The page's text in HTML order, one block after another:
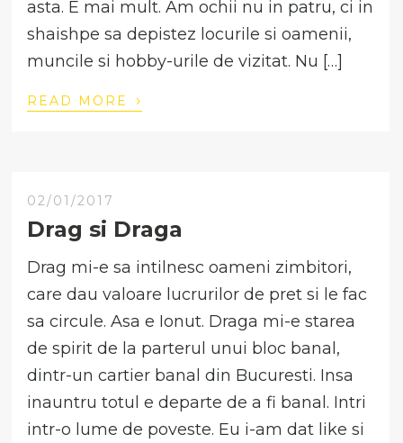
asta. E mai mult. Am ochii nu in patru, ci in
shaishpe sa depistez locurile si oamenii,
muncile si hobby-urile de vizitat. Nu […]
READ MORE ›
02/01/2017
Drag si Draga
Drag mi-e sa intilnesc oameni zimbitori,
care dau valoare lucrurilor de pret si le fac
sa circule. Asa e Ionut. Draga mi-e starea
de spirit de la parterul unui bloc banal,
dintr-un cartier banal din Bucuresti. Insa
inauntru totul e departe de a fi banal. Intri
intr-o lume de poveste. Eu i-am dat like si